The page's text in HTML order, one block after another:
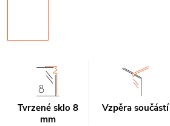
Tvrzené sklo 8
mm
Vzpěra součástí